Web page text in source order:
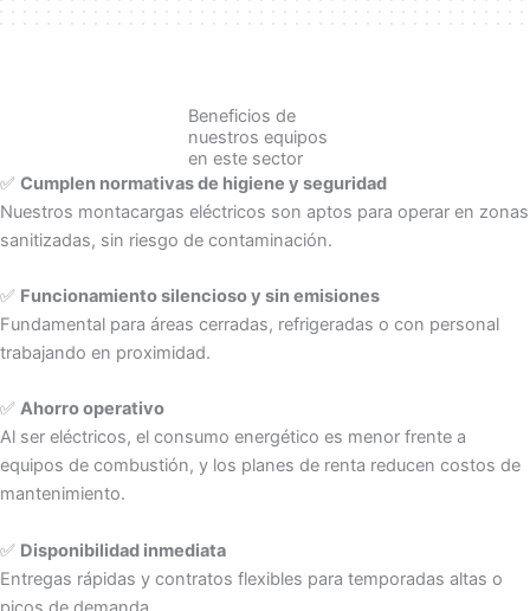
Beneficios de
nuestros equipos
en este sector
✅ Cumplen normativas de higiene y seguridad
Nuestros montacargas eléctricos son aptos para operar en zonas
sanitizadas, sin riesgo de contaminación.
✅ Funcionamiento silencioso y sin emisiones
Fundamental para áreas cerradas, refrigeradas o con personal
trabajando en proximidad.
✅ Ahorro operativo
Al ser eléctricos, el consumo energético es menor frente a
equipos de combustión, y los planes de renta reducen costos de
mantenimiento.
✅ Disponibilidad inmediata
Entregas rápidas y contratos flexibles para temporadas altas o